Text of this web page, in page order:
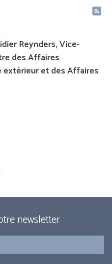
Reynders, Vice-
des Affaires
extérieur et des Affaires
newsletter